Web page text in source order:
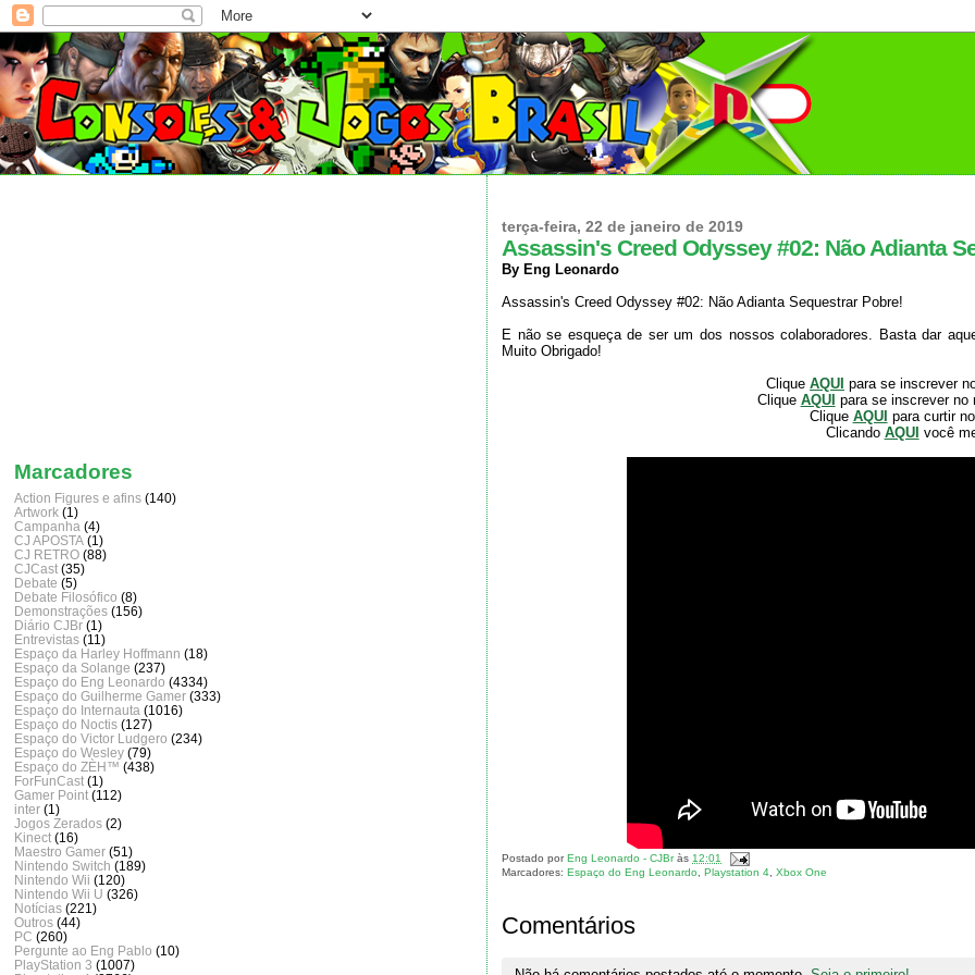
terça-feira, 22 de janeiro de 2019
Assassin's Creed Odyssey #02: Não Adianta
By Eng Leonardo
Assassin's Creed Odyssey #02: Não Adianta Sequestrar Pobre!
E não se esqueça de ser um dos nossos colaboradores. Basta dar
Muito Obrigado!
CliqueAQUI para se inscrever
Clique AQUI para se inscrever no
Clique AQUI para curtir
Clicando AQUI você
Postado porEng Leonardo - CJBràs12:01
Marcadores:Espaço do Eng Leonardo ,Playstation 4 ,Xbox One
Comentários
Marcadores
Action Figures e afins (140)
Artwork (1)
Campanha (4)
CJ APOSTA (1)
CJ RETRO (88)
CJCast (35)
Debate (5)
Debate Filosófico (8)
Demonstrações (156)
Diário CJBr (1)
Entrevistas (11)
Espaço da Harley Hoffmann (18)
Espaço da Solange (237)
Espaço do Eng Leonardo (4334)
Espaço do Guilherme Gamer (333)
Espaço do Internauta (1016)
Espaço do Noctis (127)
Espaço do Victor Ludgero (234)
Espaço do Wesley (79)
Espaço do ZÈH™ (438)
ForFunCast (1)
Gamer Point (112)
inter (1)
Jogos Zerados (2)
Kinect (16)
Maestro Gamer (51)
Nintendo Switch (189)
Nintendo Wii (120)
Nintendo Wii U (326)
Notícias (221)
Outros (44)
PC (260)
Pergunte ao Eng Pablo (10)
PlayStation 3 (1007)